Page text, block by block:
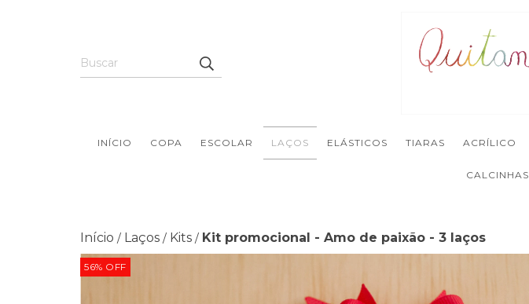
INÍCIO COPA ESCOLAR LAÇOS ELÁSTICOS TIARAS ACRÍLICO
CALCINHAS
Início / Laços / Kits / Kit promocional - Amo de paixão - 3 laços
56% OFF